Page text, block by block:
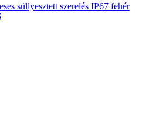
süllyesztett szerelés IP67 fehér